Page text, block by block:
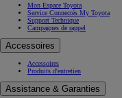
Mon Espace Toyota
Service Connectés My Toyota
Support Technique
Campagnes de rappel
Accessoires
Accessoires
Produits d'entretien
Assistance & Garanties